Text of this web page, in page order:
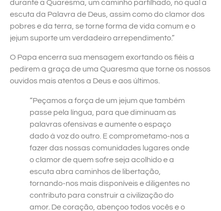
durante a Quaresma, um caminho partilhado, no qual a
escuta da Palavra de Deus, assim como do clamor dos
pobres e da terra, se torne forma de vida comum e o
jejum suporte um verdadeiro arrependimento.”
O Papa encerra sua mensagem exortando os fiéis a
pedirem a graça de uma Quaresma que torne os nossos
ouvidos mais atentos a Deus e aos últimos.
“Peçamos a força de um jejum que também
passe pela língua, para que diminuam as
palavras ofensivas e aumente o espaço
dado à voz do outro. E comprometamo-nos a
fazer das nossas comunidades lugares onde
o clamor de quem sofre seja acolhido e a
escuta abra caminhos de libertação,
tornando-nos mais disponíveis e diligentes no
contributo para construir a civilização do
amor. De coração, abençoo todos vocês e o